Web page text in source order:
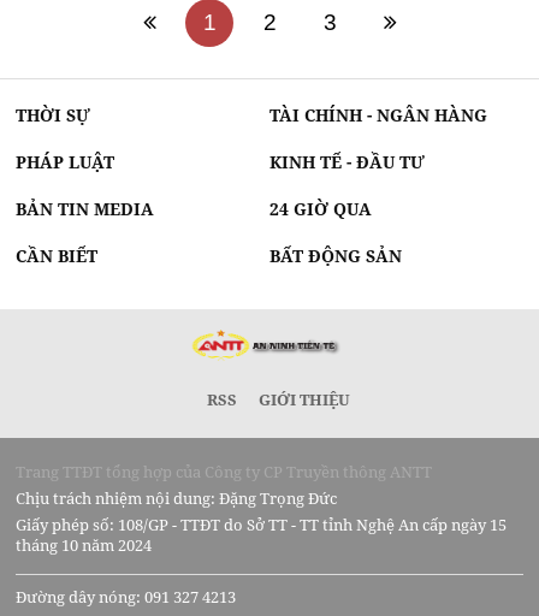
1 2 3
THỜI SỰ TÀI CHÍNH - NGÂN HÀNG
PHÁP LUẬT KINH TẾ - ĐẦU TƯ
BẢN TIN MEDIA 24 GIỜ QUA
CẦN BIẾT BẤT ĐỘNG SẢN
RSS GIỚI THIỆU
Trang TTĐT tổng hợp của Công ty CP Truyền thông ANTT
Chịu trách nhiệm nội dung: Đặng Trọng Đức
Giấy phép số: 108/GP - TTĐT do Sở TT - TT tỉnh Nghệ An cấp ngày 15
tháng 10 năm 2024
Đường dây nóng: 091 327 4213